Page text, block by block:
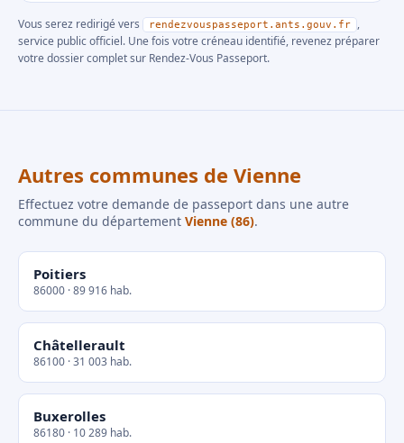
Vous serez redirigé vers rendezvouspasseport.ants.gouv.fr
,
service public officiel. Une fois votre créneau identifié, revenez préparer
votre dossier complet sur Rendez-Vous Passeport.
Autres communes de Vienne
Effectuez votre demande de passeport dans une autre
commune du département Vienne (86).
Poitiers
86000 · 89 916 hab.
Châtellerault
86100 · 31 003 hab.
Buxerolles
86180 · 10 289 hab.